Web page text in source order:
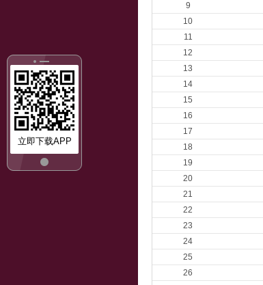
立即下载APP
9
10
11
12
13
14
15
16
17
18
19
20
21
22
23
24
25
26